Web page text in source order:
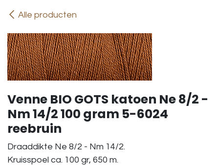
Alle producten
Venne BIO GOTS katoen Ne 8/2 -
Nm 14/2 100 gram 5-6024
reebruin
Draaddikte Ne 8/2 - Nm 14/2.
Kruisspoel ca. 100 gr, 650 m.